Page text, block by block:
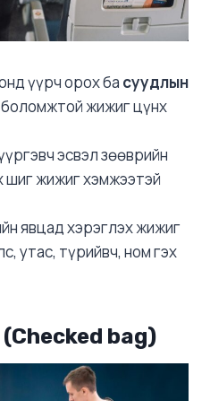
үүрч орох ба суудлын
боломжтой жижиг цүнх
эсвэл зөөврийн
жижиг хэмжээтэй
явцад хэрэглэх жижиг
утас, түрийвч, ном гэх
bag)